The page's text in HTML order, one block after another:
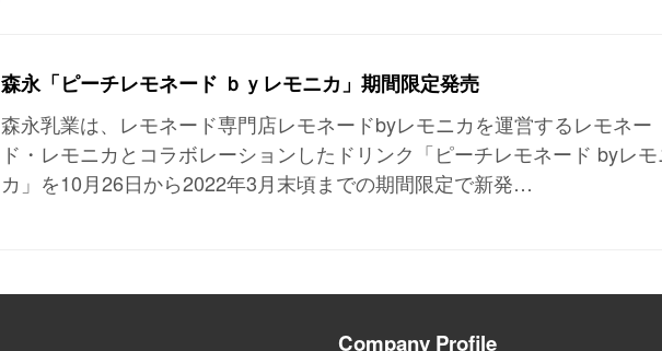
森永「ピーチレモネード ｂｙレモニカ」期間限定発売
森永乳業は、レモネード専門店レモネードbyレモニカを運営するレモネー
ド・レモニカとコラボレーションしたドリンク「ピーチレモネード byレモ
カ」を10月26日から2022年3月末頃までの期間限定で新発…
Company Profile